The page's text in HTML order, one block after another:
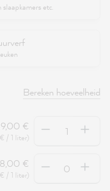
etc.
Bereken hoeveelheid
€
/ 1 liter)
Hoeveelheid
€
/ 1 liter)
Hoeveelheid